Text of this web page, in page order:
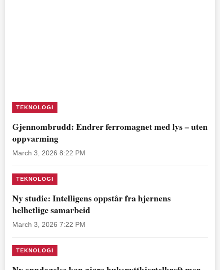
TEKNOLOGI
Gjennombrudd: Endrer ferromagnet med lys – uten
oppvarming
March 3, 2026 8:22 PM
TEKNOLOGI
Ny studie: Intelligens oppstår fra hjernens
helhetlige samarbeid
March 3, 2026 7:22 PM
TEKNOLOGI